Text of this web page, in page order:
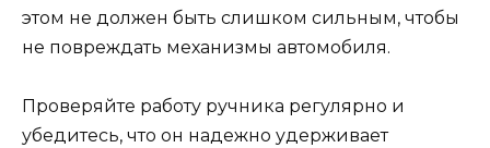
этом не должен быть слишком сильным, чтобы
не повреждать механизмы автомобиля.
Проверяйте работу ручника регулярно и
убедитесь, что он надежно удерживает